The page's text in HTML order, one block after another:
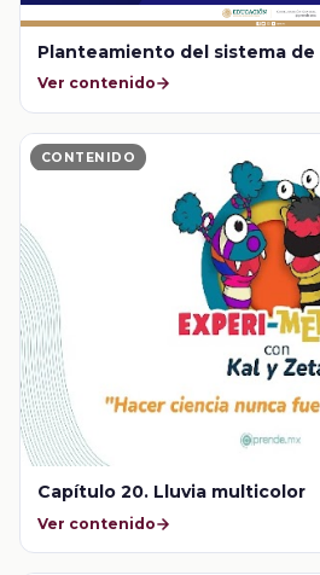
Planteamiento del sistema
Ver contenido
CONTENIDO
Capítulo 20. Lluvia multicolor
Ver contenido